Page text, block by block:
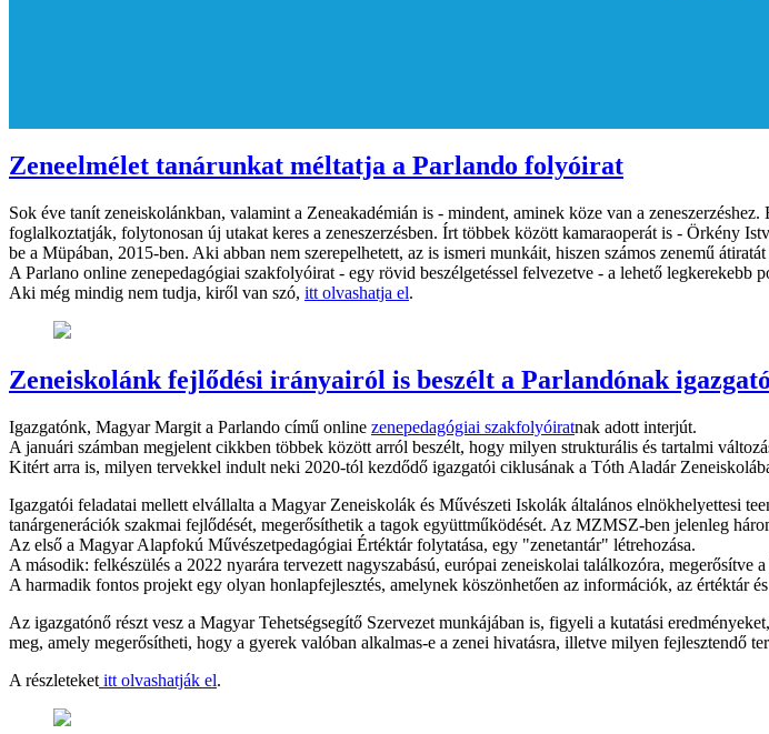
Zeneelmélet tanárunkat méltatja a Parlando folyóirat
Sok éve tanít zeneiskolánkban, valamint a Zeneakadémián is - mindent, aminek köze van a
foglalkoztatják, folytonosan új utakat keres a zeneszerzésben. Írt többek között kamaraoperát is - Örkény
be a Müpában, 2015-ben. Aki abban nem szerepelhetett, az is ismeri munkáit, hiszen számos zenemű
A Parlano online zenepedagógiai szakfolyóirat - egy rövid beszélgetéssel felvezetve - a lehető
Aki még mindig nem tudja, kiről van szó, itt olvashatja el.
Zeneiskolánk fejlődési irányairól is beszélt a Parlandónak
Igazgatónk, Magyar Margit a Parlando című online zenepedagógiai szakfolyóiratnak adott interjút.
A januári számban megjelent cikkben többek között arról beszélt, hogy milyen strukturális és tartalmi
Kitért arra is, milyen tervekkel indult neki 2020-tól kezdődő igazgatói ciklusának a Tóth Aladár
Igazgatói feladatai mellett elvállalta a Magyar Zeneiskolák és Művészeti Iskolák általános elnökhelyettesi
tanárgenerációk szakmai fejlődését, megerősíthetik a tagok együttműködését. Az MZMSZ-ben jelenleg
Az első a Magyar Alapfokú Művészetpedagógiai Értéktár folytatása, egy "zenetantár" létrehozása.
A második: felkészülés a 2022 nyarára tervezett nagyszabású, európai zeneiskolai találkozóra, megerősítve
A harmadik fontos projekt egy olyan honlapfejlesztés, amelynek köszönhetően az információk, az értéktár
Az igazgatónő részt vesz a Magyar Tehetségsegítő Szervezet munkájában is, figyeli a kutatási
meg, amely megerősítheti, hogy a gyerek valóban alkalmas-e a zenei hivatásra, illetve milyen fejlesztendő
A részleteket itt olvashatják el.